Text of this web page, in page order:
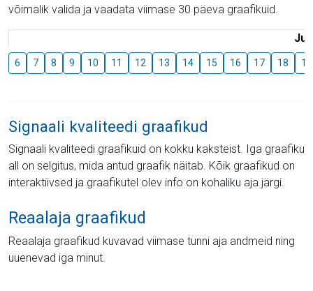
võimalik valida ja vaadata viimase 30 päeva graafikuid.
6 7 8 9 10 11 12 13 14 15 16 17 18 19
Signaali kvaliteedi graafikud
Signaali kvaliteedi graafikuid on kokku kaksteist. Iga graafiku
all on selgitus, mida antud graafik näitab. Kõik graafikud on
interaktiivsed ja graafikutel olev info on kohaliku aja järgi.
Reaalaja graafikud
Reaalaja graafikud kuvavad viimase tunni aja andmeid ning
uuenevad iga minut.